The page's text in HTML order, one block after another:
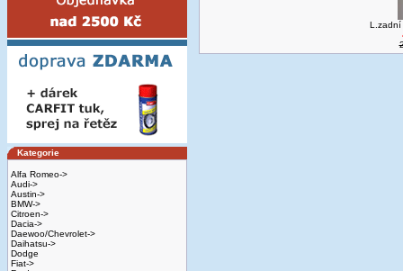
Kategorie
Alfa Romeo->
Audi->
Austin->
BMW->
Citroen->
Dacia->
Daewoo/Chevrolet->
Daihatsu->
Dodge
Fiat->
L.zadní